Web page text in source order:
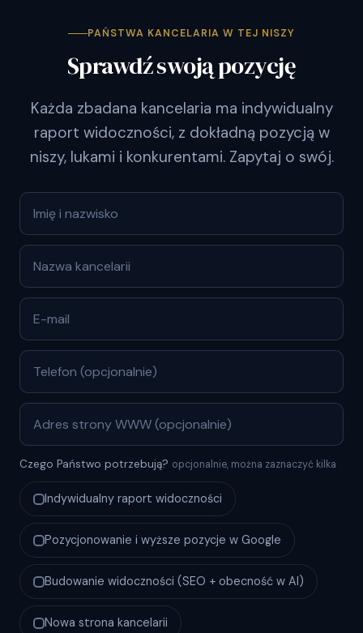
PAŃSTWA KANCELARIA W TEJ NISZY
Sprawdź swoją pozycję
Każda zbadana kancelaria ma indywidualny
raport widoczności, z dokładną pozycją w
niszy, lukami i konkurentami. Zapytaj o swój.
Czego Państwo potrzebują? opcjonalnie, można zaznaczyć kilka
Indywidualny raport widoczności
Pozycjonowanie i wyższe pozycje w Google
Budowanie widoczności (SEO + obecność w AI)
Nowa strona kancelarii